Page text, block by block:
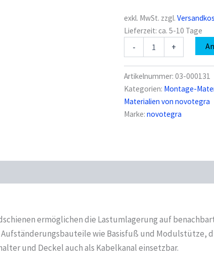
exkl. MwSt. zzgl.
Lieferzeit:ca. 5-10 Tage
-
Ballastwanne
120-
30
530mm
Menge
+
Artikelnummer:03-000131
Kategorien: Montage-
Materialien von novotegra
Marke:novotegra
ermöglichen die Lastumlagerung auf
wie Basisfuß und Modulstütze,
und Deckel auch als Kabelkanal einsetzbar.